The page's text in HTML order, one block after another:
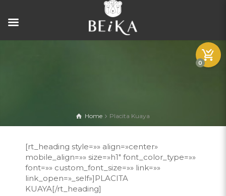
Home Placita Kuaya
[rt_heading style=»» align=»center»
mobile_align=»» size=»h1″ font_color_type=»»
font=»» custom_font_size=»» link=»»
link_open=»_self»]PLACITA
KUAYA[/rt_heading]
0